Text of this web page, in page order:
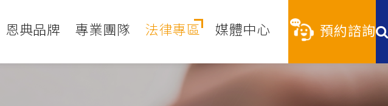
恩典品牌 專業團隊 法律專區 媒體中心 預約諮詢